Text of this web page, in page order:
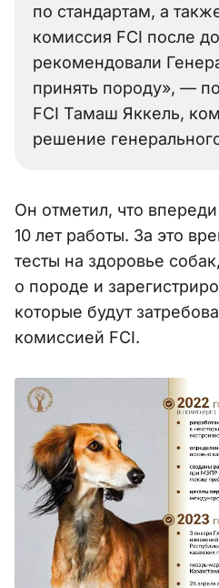
по стандартам, а
комиссия FCI после
рекомендовали
принять породу», —
FCI Тамаш Яккель,
решение
Он отметил, что
10 лет работы. За это
тесты на здоровье
о породе и
которые будут
комиссией FCI.